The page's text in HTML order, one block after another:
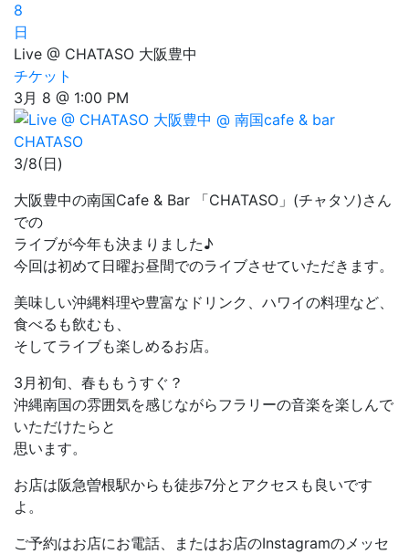
8
日
Live @ CHATASO 大阪豊中
チケット
3月 8 @ 1:00 PM
3/8(日)
大阪豊中の南国Cafe & Bar 「CHATASO」(チャタソ)さん
での
ライブが今年も決まりました♪
今回は初めて日曜お昼間でのライブさせていただきます。
美味しい沖縄料理や豊富なドリンク、ハワイの料理など、
食べるも飲むも、
そしてライブも楽しめるお店。
3月初旬、春ももうすぐ？
沖縄南国の雰囲気を感じながらフラリーの音楽を楽しんで
いただけたらと
思います。
お店は阪急曽根駅からも徒歩7分とアクセスも良いです
よ。
ご予約はお店にお電話、またはお店のInstagramのメッセ